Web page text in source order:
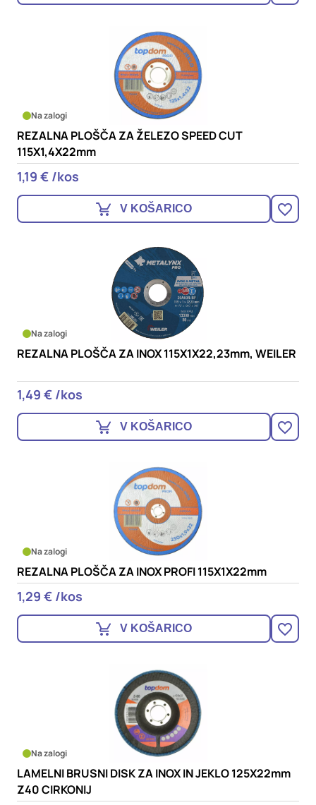
Na zalogi
REZALNA PLOŠČA ZA ŽELEZO SPEED CUT
115X1,4X22mm
1,19 € /kos
V KOŠARICO
Na zalogi
REZALNA PLOŠČA ZA INOX 115X1X22,23mm, WEILER
1,49 € /kos
V KOŠARICO
Na zalogi
REZALNA PLOŠČA ZA INOX PROFI 115X1X22mm
1,29 € /kos
V KOŠARICO
Na zalogi
LAMELNI BRUSNI DISK ZA INOX IN JEKLO 125X22mm
Z40 CIRKONIJ